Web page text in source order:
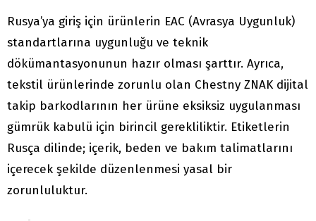
Rusya’ya giriş için ürünlerin EAC (Avrasya Uygunluk)
standartlarına uygunluğu ve teknik
dökümantasyonunun hazır olması şarttır. Ayrıca,
tekstil ürünlerinde zorunlu olan Chestny ZNAK dijital
takip barkodlarının her ürüne eksiksiz uygulanması
gümrük kabulü için birincil gerekliliktir. Etiketlerin
Rusça dilinde; içerik, beden ve bakım talimatlarını
içerecek şekilde düzenlenmesi yasal bir
zorunluluktur.